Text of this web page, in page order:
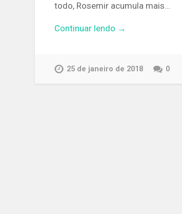
todo, Rosemir acumula mais…
Continuar lendo →
25 de janeiro de 2018 0